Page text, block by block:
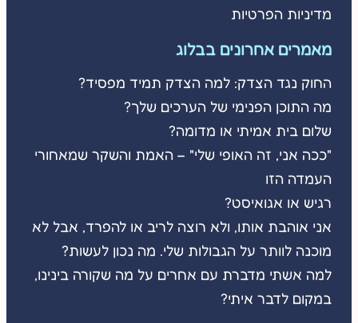
מדיניות הפרטיות
מאמרים אחרונים בבלוג
החוק נגד הצדק: למה הצדק תמיד מפסיד?
מה התוכן הפנימי של הערכים שלך?
שלום בית אמיתי או מדומה?
"ככה אני, זה האופי שלי" – האמת והשקר שמאחורי
העמדה הזו
רגיש או אגואיסט?
אני אוהבת אותו, ולא רוצה לריב או להפרד, אבל לא
מוכנה לוותר על הגבולות שלי. מה נכון לעשות?
למה אשתי מדברת עם אחרים על מה שקורה בינינו,
במקום לדבר איתי?